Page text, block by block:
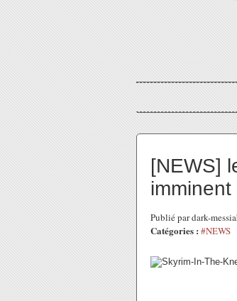
[NEWS]
imminent
Publié par dark-
Catégories : #NEWS